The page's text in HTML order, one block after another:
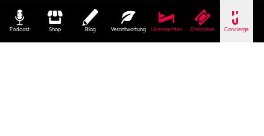
Podcast Shop Blog Verantwortung Übernachten Erlebnisse Concierge